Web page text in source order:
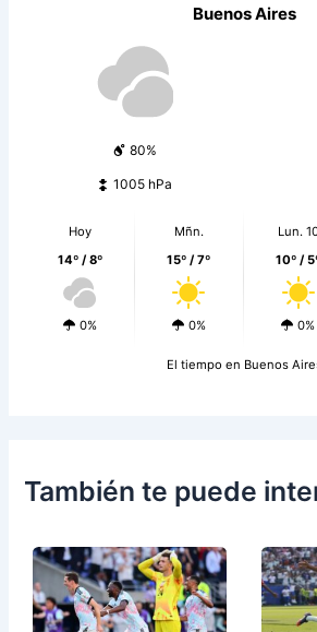
Buenos Aires
80%
1005 hPa
Hoy
14º / 8º
0%
Mñn.
15º / 7º
0%
Lun.
10º /
0%
El tiempo en Buenos
También te puede